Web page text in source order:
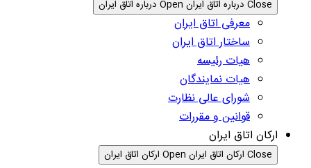
Close درباره اتاق ایران Open درباره اتاق ایران
معرفی اتاق ایران
ساختار اتاق ایران
هیات رئیسه
هیات نمایندگان
شورای عالی نظارت
قوانین و مقررات
ارکان اتاق ایران
Close ارکان اتاق ایران Open ارکان اتاق ایران